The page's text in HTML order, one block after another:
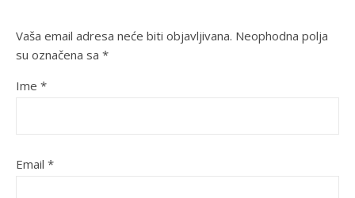
Vaša email adresa neće biti objavljivana. Neophodna polja
su označena sa *
Ime *
Email *